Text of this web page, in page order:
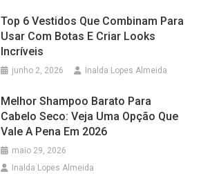
Top 6 Vestidos Que Combinam Para
Usar Com Botas E Criar Looks
Incríveis
junho 2, 2026 Inalda Lopes Almeida
Melhor Shampoo Barato Para
Cabelo Seco: Veja Uma Opção Que
Vale A Pena Em 2026
maio 29, 2026
Inalda Lopes Almeida